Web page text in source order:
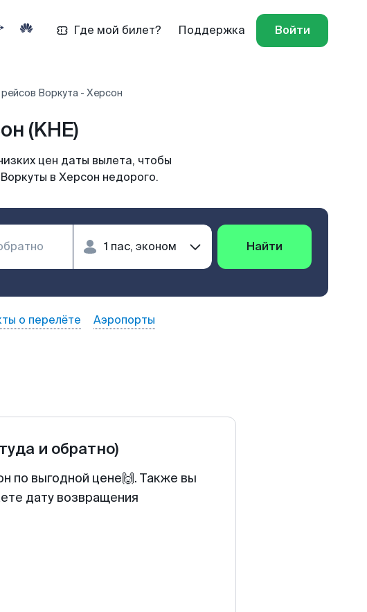
Где мой билет? Поддержка Войти
Воркута - Херсон
(KHE)
цен даты вылета, чтобы
в Херсон недорого.
Найти
о перелёте Аэропорты
и обратно)
по выгодной цене🙌. Также вы
дату возвращения